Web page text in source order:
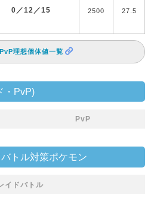
0／12／15 2500 27.5
理想個体値一覧
・PvP)
PvP
トル対策ポケモン
イドバトル